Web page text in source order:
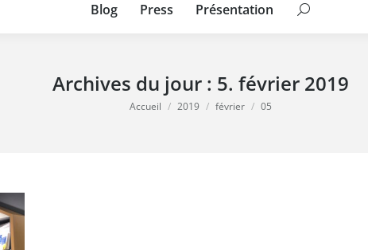
Blog Press Présentation Search:
Archives du jour : 5. février 2019
Vous êtes ici :
Accueil 2019 février 05